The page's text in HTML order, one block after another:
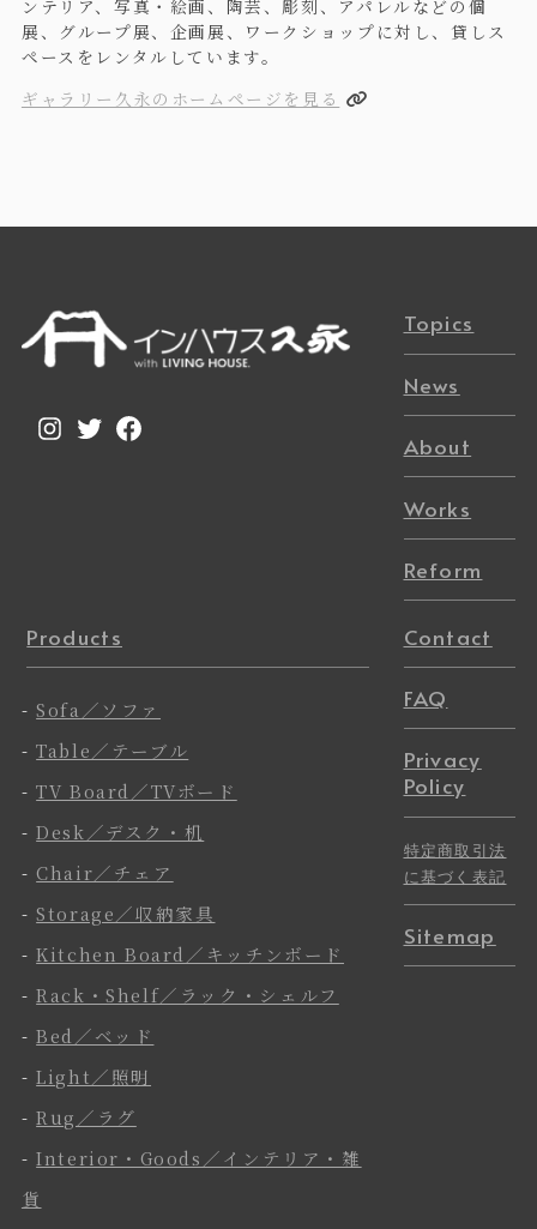
ンテリア、写真・絵画、陶芸、彫刻、アパレルなどの個
展、グループ展、企画展、ワークショップに対し、貸しス
ペースをレンタルしています。
ギャラリー久永のホームページを見る
Instagram
TwitterFacebook
Topics
News
About
Works
Reform
Products
-Sofa／ソファ
-Table／テーブル
-TV Board／TVボード
-Desk／デスク・机
- Chair／チェア
-Storage／収納家具
-Kitchen Board／キッチンボード
-Rack・Shelf／ラック・シェルフ
-Bed／ベッド
-Light／照明
-Rug／ラグ
-Interior・Goods／インテリア・雑
貨
Contact
FAQ
Privacy
Policy
特定商取引法
に基づく表記
Sitemap